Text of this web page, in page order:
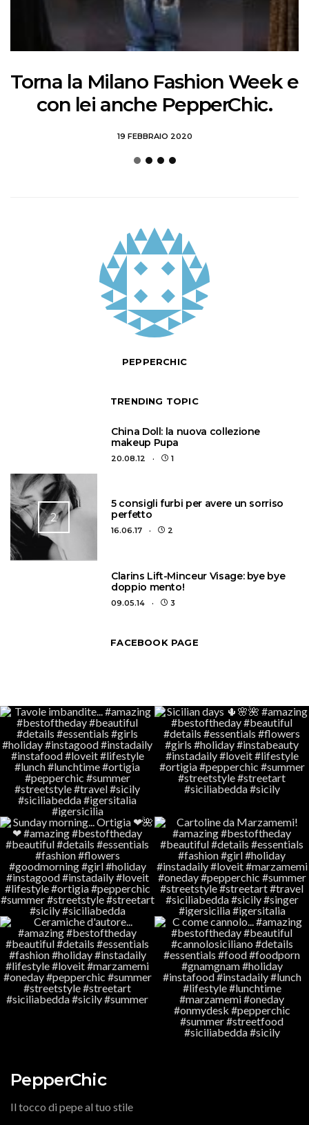
Torna la Milano Fashion Week e
con lei anche PepperChic.
19 FEBBRAIO 2020
PEPPERCHIC
TRENDING TOPIC
China Doll: la nuova collezione
makeup Pupa
20.08.12 1
2
5 consigli furbi per avere un sorriso
perfetto
16.06.17 2
Clarins Lift-Minceur Visage: bye bye
doppio mento!
09.05.14 3
FACEBOOK PAGE
PepperChic
Il tocco di pepe al tuo stile